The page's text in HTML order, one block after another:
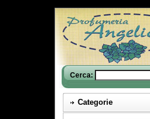
Cerca:
Categorie